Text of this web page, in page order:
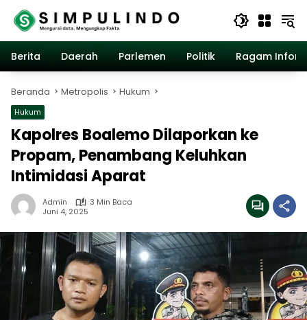
Langsung
konten
Berita
Daerah Parlemen Politik Ragam
Beranda Metropolis Hukum
Hukum
Kapolres Boalemo Dilaporkan ke
Propam, Penambang Keluhkan
Intimidasi Aparat
Admin
3 Min Baca
Juni 4, 2025